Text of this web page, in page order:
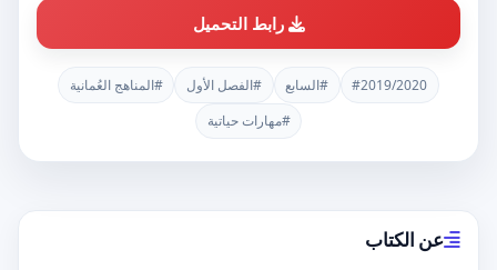
رابط التحميل
#2019/2020 #السابع #الفصل الأول
#المناهج العُمانية
#مهارات حياتية
عن الكتاب